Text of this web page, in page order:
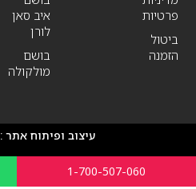
פרטיות
ביטול
הזמנה
איב סאן
לורן
בושם
מולקולה
עיצוב ופיתוח אתר :
1-700-507-060